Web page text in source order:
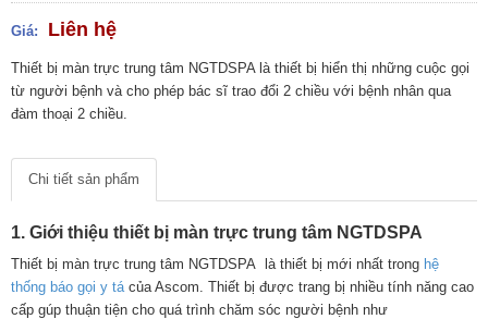
Giá: Liên hệ
Thiết bị màn trực trung tâm NGTDSPA là thiết bị hiển thị những cuộc gọi
từ người bệnh và cho phép bác sĩ trao đổi 2 chiều với bệnh nhân qua
đàm thoại 2 chiều.
Chi tiết sản phẩm
1. Giới thiệu thiết bị màn trực trung tâm NGTDSPA
Thiết bị màn trực trung tâm NGTDSPA là thiết bị mới nhất trong hệ
thống báo gọi y tá của Ascom. Thiết bị được trang bị nhiều tính năng cao
cấp gúp thuận tiện cho quá trình chăm sóc người bệnh như